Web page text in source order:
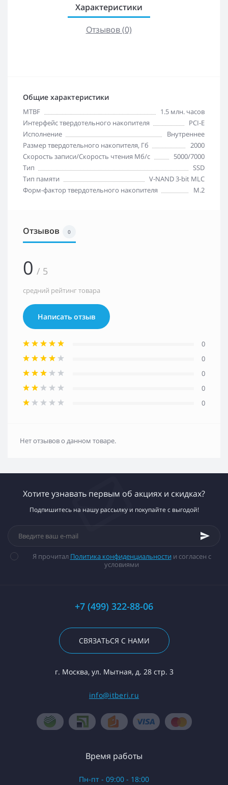
Характеристики
Отзывов (0)
Общие характеристики
MTBF
1.5 млн. часов
Интерфейс твердотельного накопителя
PCI-E
Исполнение
Внутреннее
Размер твердотельного накопителя, Гб
2000
Скорость записи/Скорость чтения Мб/с
5000/7000
Тип
SSD
Тип памяти
V-NAND 3-bit MLC
Форм-фактор твердотельного накопителя
M.2
Отзывов 0
0 / 5
средний рейтинг товара
Написать отзыв
0
0
0
0
0
Нет отзывов о данном товаре.
Хотите узнавать первым об акциях и скидках?
Подпишитесь на нашу рассылку и покупайте с выгодой!
Я прочитал Политика конфиденциальности и согласен с
условиями
+7 (499) 322-88-06
СВЯЗАТЬСЯ С НАМИ
г. Москва, ул. Мытная, д. 28 стр. 3
info@itberi.ru
Время работы
Пн-пт - 09:00 - 18:00